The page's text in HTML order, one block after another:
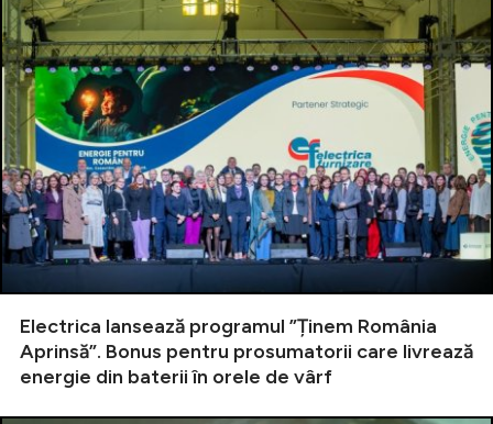
Electrica lansează programul ”Ținem România
Aprinsă”. Bonus pentru prosumatorii care livrează
energie din baterii în orele de vârf